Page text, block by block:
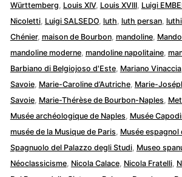
Württemberg, Louis XIV, Louis XVIII, Luigi
Nicoletti, Luigi SALSEDO, luth, luth persan,
Chénier, maison de Bourbon, mandoline,
mandoline moderne, mandoline napolitaine,
Barbiano di Belgiojoso d'Este, Mariano Vinaccia
Savoie, Marie-Caroline d’Autriche, Marie-
Savoie, Marie-Thérèse de Bourbon-Naples,
Musée archéologique de Naples, Musée
musée de la Musique de Paris, Musée espagnol
Spagnuolo del Palazzo degli Studi, Museo
Néoclassicisme, Nicola Calace, Nicola Fratelli,